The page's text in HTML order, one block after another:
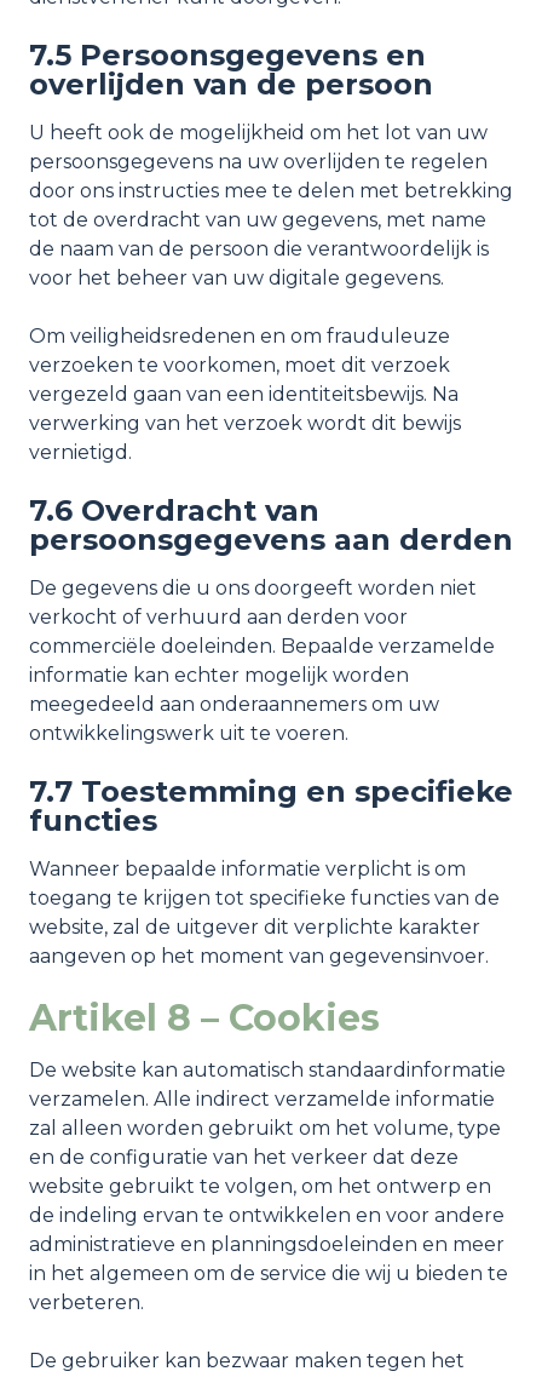
7.5 Persoonsgegevens en
overlijden van de persoon
U heeft ook de mogelijkheid om het lot van uw
persoonsgegevens na uw overlijden te regelen
door ons instructies mee te delen met betrekking
tot de overdracht van uw gegevens, met name
de naam van de persoon die verantwoordelijk is
voor het beheer van uw digitale gegevens.
Om veiligheidsredenen en om frauduleuze
verzoeken te voorkomen, moet dit verzoek
vergezeld gaan van een identiteitsbewijs. Na
verwerking van het verzoek wordt dit bewijs
vernietigd.
7.6 Overdracht van
persoonsgegevens aan derden
De gegevens die u ons doorgeeft worden niet
verkocht of verhuurd aan derden voor
commerciële doeleinden. Bepaalde verzamelde
informatie kan echter mogelijk worden
meegedeeld aan onderaannemers om uw
ontwikkelingswerk uit te voeren.
7.7 Toestemming en specifieke
functies
Wanneer bepaalde informatie verplicht is om
toegang te krijgen tot specifieke functies van de
website, zal de uitgever dit verplichte karakter
aangeven op het moment van gegevensinvoer.
Artikel 8 – Cookies
De website kan automatisch standaardinformatie
verzamelen. Alle indirect verzamelde informatie
zal alleen worden gebruikt om het volume, type
en de configuratie van het verkeer dat deze
website gebruikt te volgen, om het ontwerp en
de indeling ervan te ontwikkelen en voor andere
administratieve en planningsdoeleinden en meer
in het algemeen om de service die wij u bieden te
verbeteren.
De gebruiker kan bezwaar maken tegen het